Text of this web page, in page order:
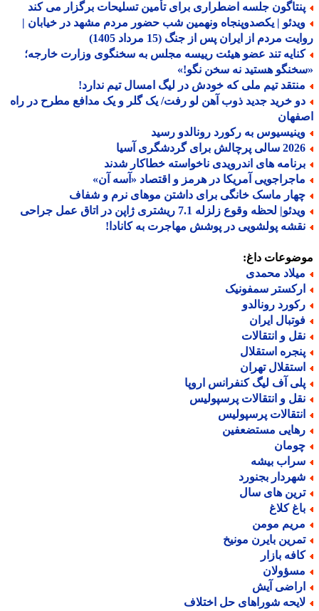
جلسه اضطراری برای تأمین تسلیحات برگزار می کند
| یکصدوپنجاه ونهمین شب حضور مردم مشهد در خیابان |
مردم از ایران پس از جنگ (15 مرداد 1405)
تند عضو هیئت رییسه مجلس به سخنگوی وزارت خارجه؛
هستید نه سخن نگو!»
تیم ملی که خودش در لیگ امسال تیم ندارد!
خرید جدید ذوب آهن لو رفت/ یک گلر و یک مدافع مطرح در راه
به رکورد رونالدو رسید
پرچالش برای گردشگری آسیا
های اندرویدی ناخواسته خطاکار شدند
آمریکا در هرمز و اقتصاد «آسه آن»
ماسک خانگی برای داشتن موهای نرم و شفاف
لحظه وقوع زلزله 7.1 ریشتری ژاپن در اتاق عمل جراحی
پولشویی در پوشش مهاجرت به کانادا!
داغ:
محمدی
سمفونیک
رونالدو
ایران
و انتقالات
استقلال
تهران
آف لیگ کنفرانس اروپا
و انتقالات پرسپولیس
پرسپولیس
مستضعفین
بیشه
بجنورد
های سال
کلاغ
مومن
بایرن مونیخ
بازار
آیش
شوراهای حل اختلاف